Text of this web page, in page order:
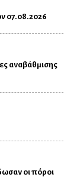
07.08.2026
αναβάθμισης
οι πόροι